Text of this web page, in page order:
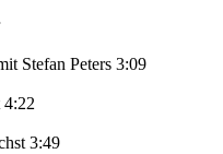
Stefan Peters 3:09
3:49